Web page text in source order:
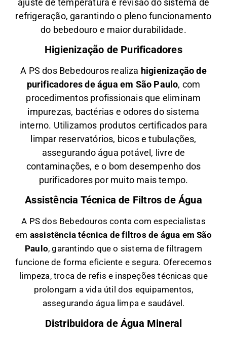
refrigeração, garantindo o pleno funcionamento
do bebedouro e maior durabilidade.
Higienização de Purificadores
A PS dos Bebedouros realiza higienização de
purificadores de água em São Paulo, com
procedimentos profissionais que eliminam
impurezas, bactérias e odores do sistema
interno. Utilizamos produtos certificados para
limpar reservatórios, bicos e tubulações,
assegurando água potável, livre de
contaminações, e o bom desempenho dos
purificadores por muito mais tempo.
Assistência Técnica de Filtros de Água
A PS dos Bebedouros conta com especialistas
em assistência técnica de filtros de água em São
Paulo, garantindo que o sistema de filtragem
funcione de forma eficiente e segura. Oferecemos
limpeza, troca de refis e inspeções técnicas que
prolongam a vida útil dos equipamentos,
assegurando água limpa e saudável.
Distribuidora de Água Mineral